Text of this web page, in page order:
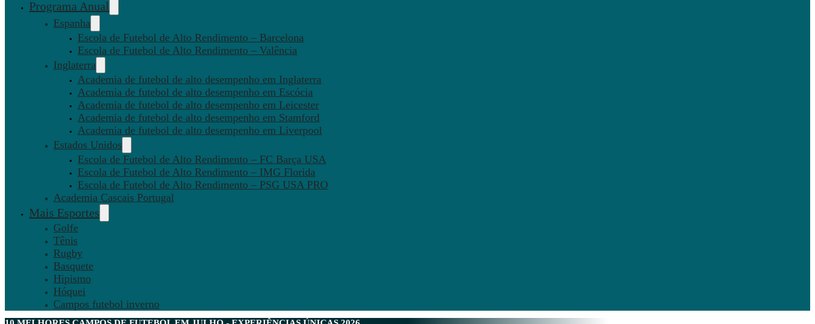
Programa Anual
Espanha
Escola de Futebol de Alto Rendimento – Barcelona
Escola de Futebol de Alto Rendimento – Valência
Inglaterra
Academia de futebol de alto desempenho em Inglaterra
Academia de futebol de alto desempenho em Escócia
Academia de futebol de alto desempenho em Leicester
Academia de futebol de alto desempenho em Stamford
Academia de futebol de alto desempenho em Liverpool
Estados Unidos
Escola de Futebol de Alto Rendimento – FC Barça USA
Escola de Futebol de Alto Rendimento – IMG Florida
Escola de Futebol de Alto Rendimento – PSG USA PRO
Academia Cascais Portugal
Mais Esportes
Golfe
Tênis
Rugby
Basquete
Hipismo
Hóquei
Campos futebol inverno